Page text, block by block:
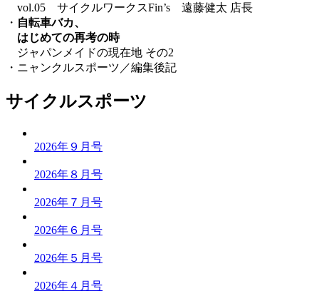
vol.05 サイクルワークスFin’s 遠藤健太 店長
・ 自転車バカ、
はじめての再考の時
ジャパンメイドの現在地 その2
・ニャンクルスポーツ／編集後記
サイクルスポーツ
2026年９月号
2026年８月号
2026年７月号
2026年６月号
2026年５月号
2026年４月号